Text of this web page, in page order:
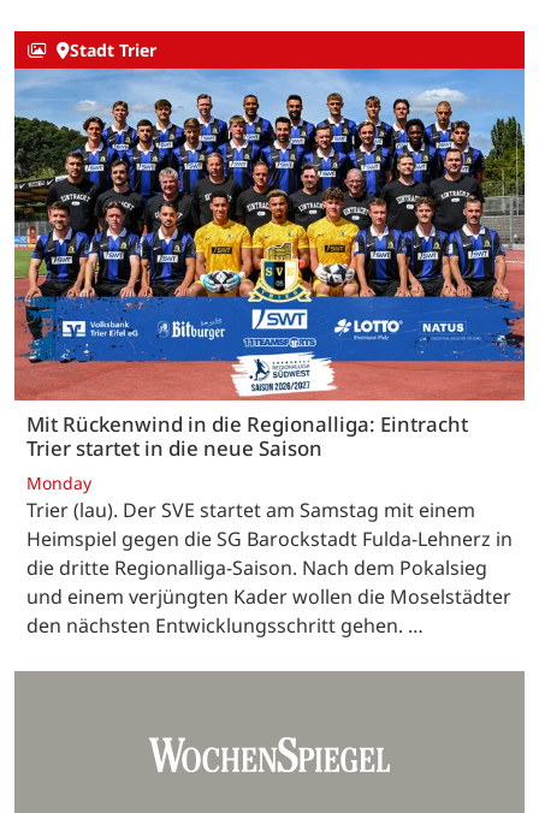
Stadt Trier
Mit Rückenwind in die Regionalliga: Eintracht
Trier startet in die neue Saison
Monday
Trier (lau). Der SVE startet am Samstag mit einem
Heimspiel gegen die SG Barockstadt Fulda-Lehnerz in
die dritte Regionalliga-Saison. Nach dem Pokalsieg
und einem verjüngten Kader wollen die Moselstädter
den nächsten Entwicklungsschritt gehen. …